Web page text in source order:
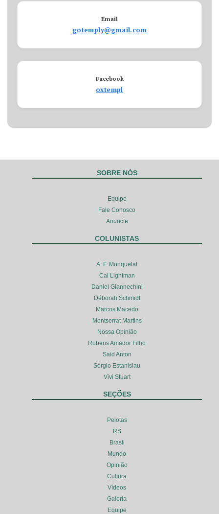
Email
gotemply@gmail.com
Facebook
oxtempl
SOBRE NÓS
Equipe
Fale Conosco
Anuncie
COLUNISTAS
A. F. Monquelat
Cal Lightman
Daniel Giannechini
Déborah Schmidt
Marcos Macedo
Montserrat Martins
Nossa Opinião
Rubens Amador Filho
Said Anton
Sérgio Estanislau
Vivi Stuart
SEÇÕES
Pelotas
RS
Brasil
Mundo
Opinião
Cultura
Vídeos
Galeria
Equipe